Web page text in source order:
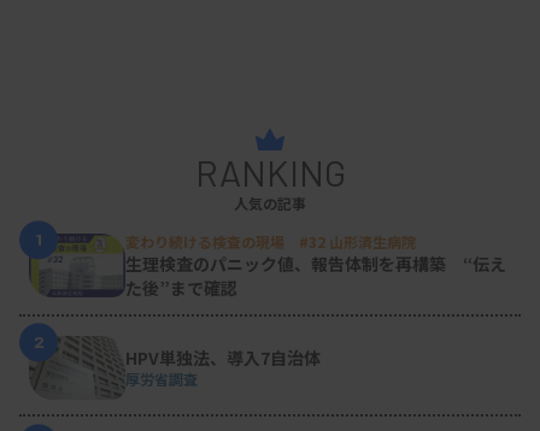
RANKING
人気の記事
1
変わり続ける検査の現場 #32 山形済生病院
生理検査のパニック値、報告体制を再構築 “伝え
た後”まで確認
2
HPV単独法、導入7自治体
厚労省調査